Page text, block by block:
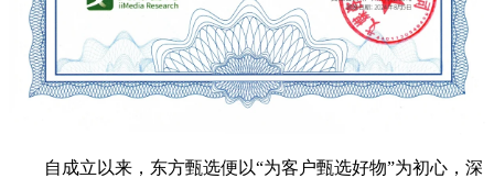
自成立以来，东方甄选便以“为客户甄选好物”为初心，深